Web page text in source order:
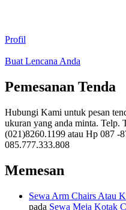
Profil
Buat Lencana Anda
Pemesanan Tenda
Hubungi Kami untuk pesan
ukuran yang anda minta. Telp.
(021)8260.1199 atau Hp 087 -
085.777.333.808
Memesan
Sewa Arm Chairs Atau
pada Sewa Meja Kotak